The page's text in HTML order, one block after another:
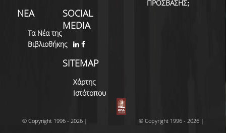
ΠΡΟΣΒΑΣΗΣ;
ΝΕΑ
Τα Νέα της
Βιβλιοθήκης
SOCIAL
MEDIA
SITEMAP
Χάρτης
Ιστότοπου
© Copyright 1996 - 2026 |
© Copyright 1996 - 2026 |